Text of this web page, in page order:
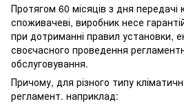
Протягом 60 місяців з дня передачі
споживачеві, виробник несе
при дотриманні правил установки,
своєчасного проведення
обслуговування.
Причому, для різного типу
регламент. наприклад: